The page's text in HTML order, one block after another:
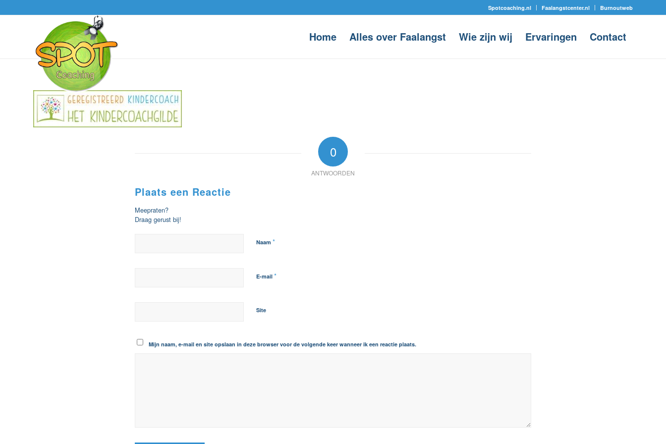
Spotcoaching.nl Faalangstcenter.nl Burnoutweb
Home Alles over Faalangst Wie zijn wij Ervaringen Contact
0
ANTWOORDEN
Plaats een Reactie
Meepraten?
Draag gerust bij!
Naam *
E-mail *
Site
Mijn naam, e-mail en site opslaan in deze browser voor de volgende keer wanneer ik een reactie plaats.